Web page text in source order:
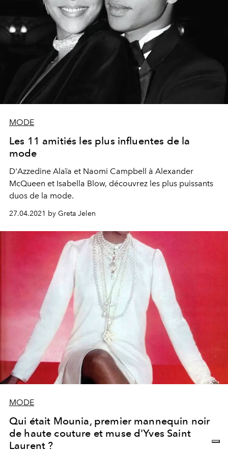
MODE
Les 11 amitiés les plus influentes de la
mode
D'Azzedine Alaïa et Naomi Campbell à Alexander
McQueen et Isabella Blow, découvrez les plus puissants
duos de la mode.
27.04.2021 by Greta Jelen
MODE
Qui était Mounia, premier mannequin noir
de haute couture et muse d'Yves Saint
Laurent ?